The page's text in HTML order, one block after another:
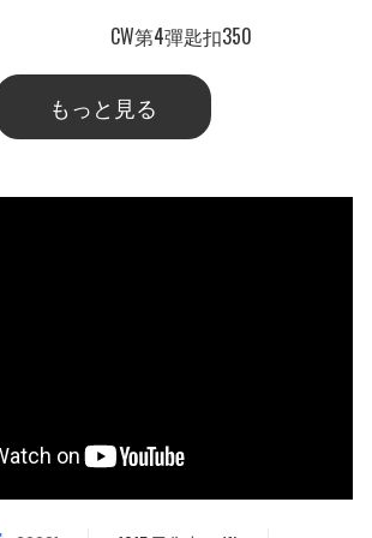
CW第4彈匙扣350
もっと見る